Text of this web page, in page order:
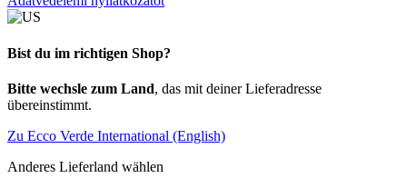
Bist du im richtigen Shop?
Bitte wechsle zum Land, das mit deiner Lieferadresse
übereinstimmt.
Zu Ecco Verde International (English)
Anderes Lieferland wählen